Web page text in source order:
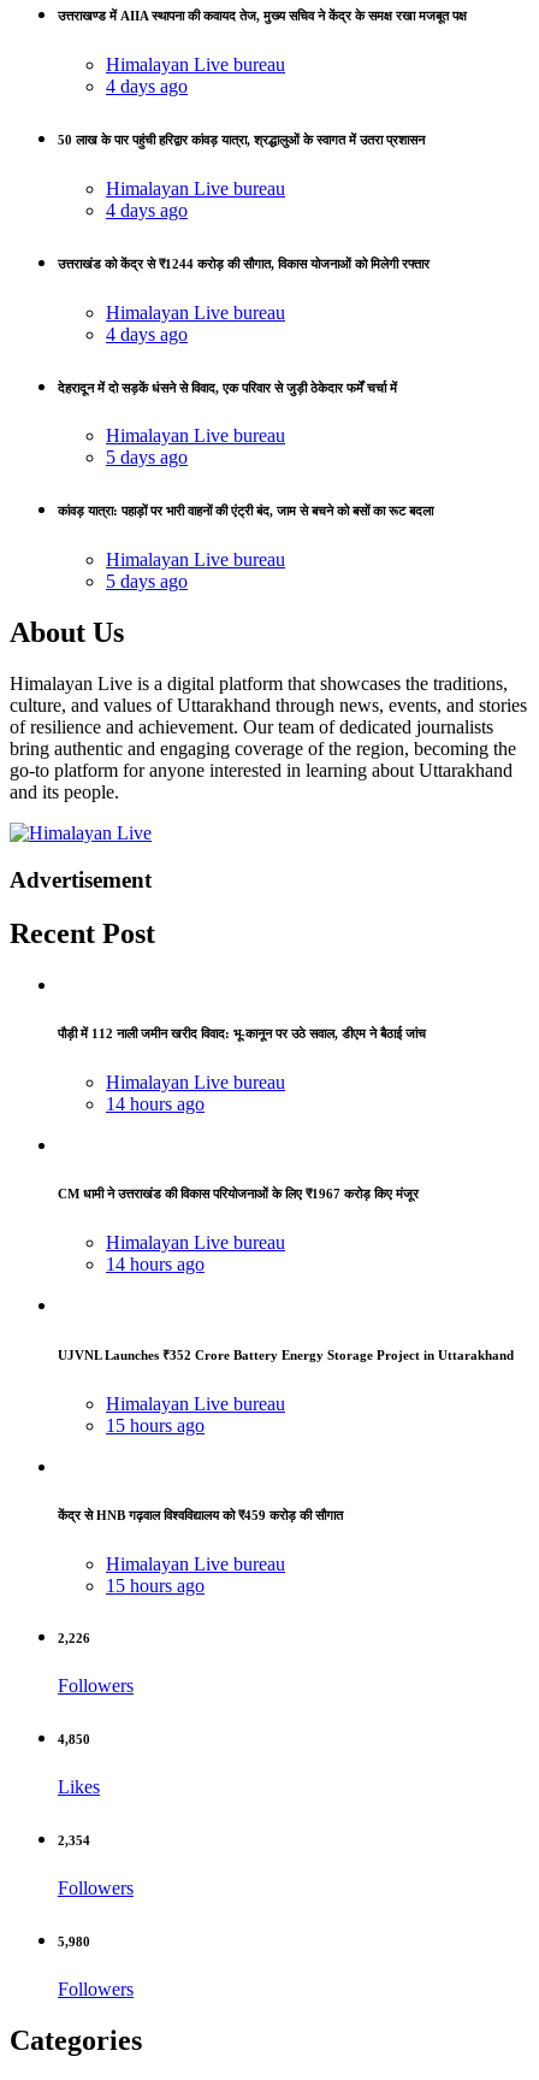
उत्तराखण्ड में AIIA स्थापना की कवायद तेज, मुख्य सचिव ने केंद्र के समक्ष रखा मजबूत पक्ष
Himalayan Live bureau
4 days ago
50 लाख के पार पहुंची हरिद्वार कांवड़ यात्रा, श्रद्धालुओं के स्वागत में उतरा प्रशासन
Himalayan Live bureau
4 days ago
उत्तराखंड को केंद्र से ₹1244 करोड़ की सौगात, विकास योजनाओं को मिलेगी रफ्तार
Himalayan Live bureau
4 days ago
देहरादून में दो सड़कें धंसने से विवाद, एक परिवार से जुड़ी ठेकेदार फर्में चर्चा में
Himalayan Live bureau
5 days ago
कांवड़ यात्रा: पहाड़ों पर भारी वाहनों की एंट्री बंद, जाम से बचने को बसों का रूट बदला
Himalayan Live bureau
5 days ago
About Us
Himalayan Live is a digital platform that showcases the traditions,
culture, and values of Uttarakhand through news, events, and stories
of resilience and achievement. Our team of dedicated journalists
bring authentic and engaging coverage of the region, becoming the
go-to platform for anyone interested in learning about Uttarakhand
and its people.
Advertisement
Recent Post
पौड़ी में 112 नाली जमीन खरीद विवाद: भू-कानून पर उठे सवाल, डीएम ने बैठाई जांच
Himalayan Live bureau
14 hours ago
CM धामी ने उत्तराखंड की विकास परियोजनाओं के लिए ₹1967 करोड़ किए मंजूर
Himalayan Live bureau
14 hours ago
UJVNL Launches ₹352 Crore Battery Energy Storage Project in Uttarakhand
Himalayan Live bureau
15 hours ago
केंद्र से HNB गढ़वाल विश्वविद्यालय को ₹459 करोड़ की सौगात
Himalayan Live bureau
15 hours ago
2,226
Followers
4,850
Likes
2,354
Followers
5,980
Followers
Categories